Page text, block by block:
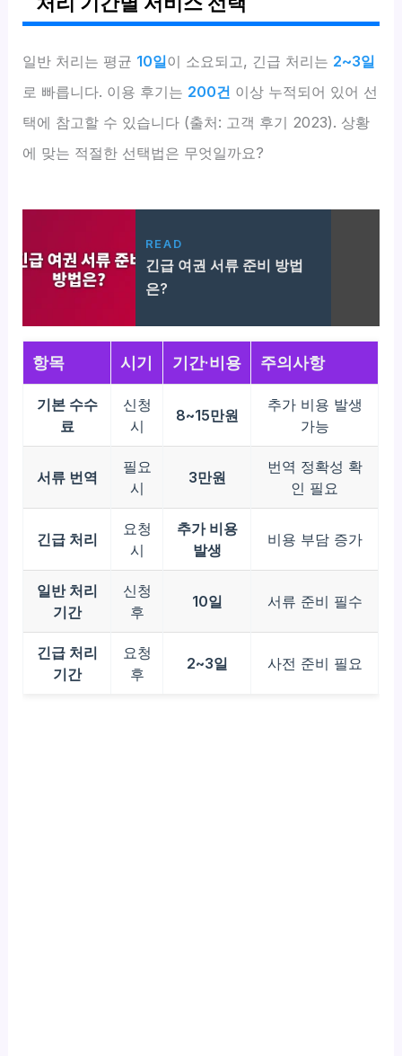
일반 처리는 평균 10일이 소요되고, 긴급 처리는 2~3일
로 빠릅니다. 이용 후기는 200건 이상 누적되어 있어 선
택에 참고할 수 있습니다 (출처: 고객 후기 2023). 상황
에 맞는 적절한 선택법은 무엇일까요?
READ
긴급 여권 서류 준비 방법
은?
항목 시기 기간·비용 주의사항
기본 수수
료
신청
시
8~15만원
추가 비용 발생
가능
서류 번역
필요
시
3만원
번역 정확성 확
인 필요
긴급 처리
요청
시
추가 비용
발생
비용 부담 증가
일반 처리
기간
신청
후
10일 서류 준비 필수
긴급 처리
기간
요청
후
2~3일 사전 준비 필요